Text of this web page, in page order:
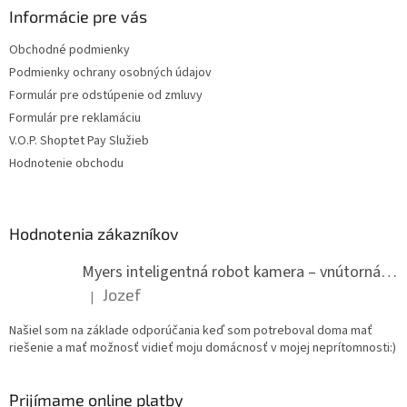
Informácie pre vás
Obchodné podmienky
Podmienky ochrany osobných údajov
Formulár pre odstúpenie od zmluvy
Formulár pre reklamáciu
V.O.P. Shoptet Pay Služieb
Hodnotenie obchodu
Hodnotenia zákazníkov
Myers inteligentná robot kamera – vnútorná WiFi kamera
Hodnotenie produktu je 5 z 5 hviezdičiek.
| Jozef
Našiel som na základe odporúčania keď som potreboval doma mať
riešenie a mať možnosť vidieť moju domácnosť v mojej neprítomnosti:)
Prijímame online platby